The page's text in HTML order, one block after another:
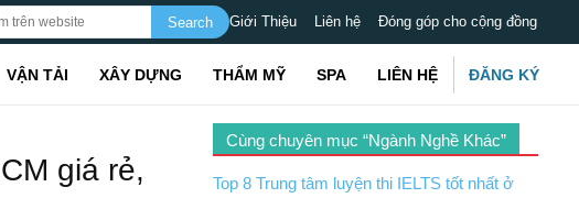
Giới Thiệu Liên hệ Đóng góp cho cộng đồng
VẬN TẢI XÂY DỰNG THẨM MỸ SPA LIÊN HỆ ĐĂNG KÝ
giá rẻ,
Cùng chuyên mục “Ngành Nghề Khác”
Top 8 Trung tâm luyện thi IELTS tốt nhất ở